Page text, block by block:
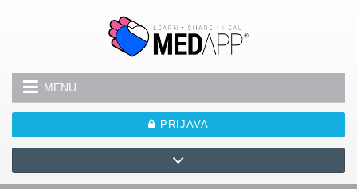
MENU
PRIJAVA